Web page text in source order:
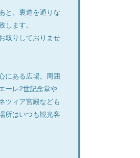
と、裏道を通りな
します。
取りしておりませ
にある広場。周囲
ーレ2世記念堂や
ツィア宮殿なども
所はいつも観光客